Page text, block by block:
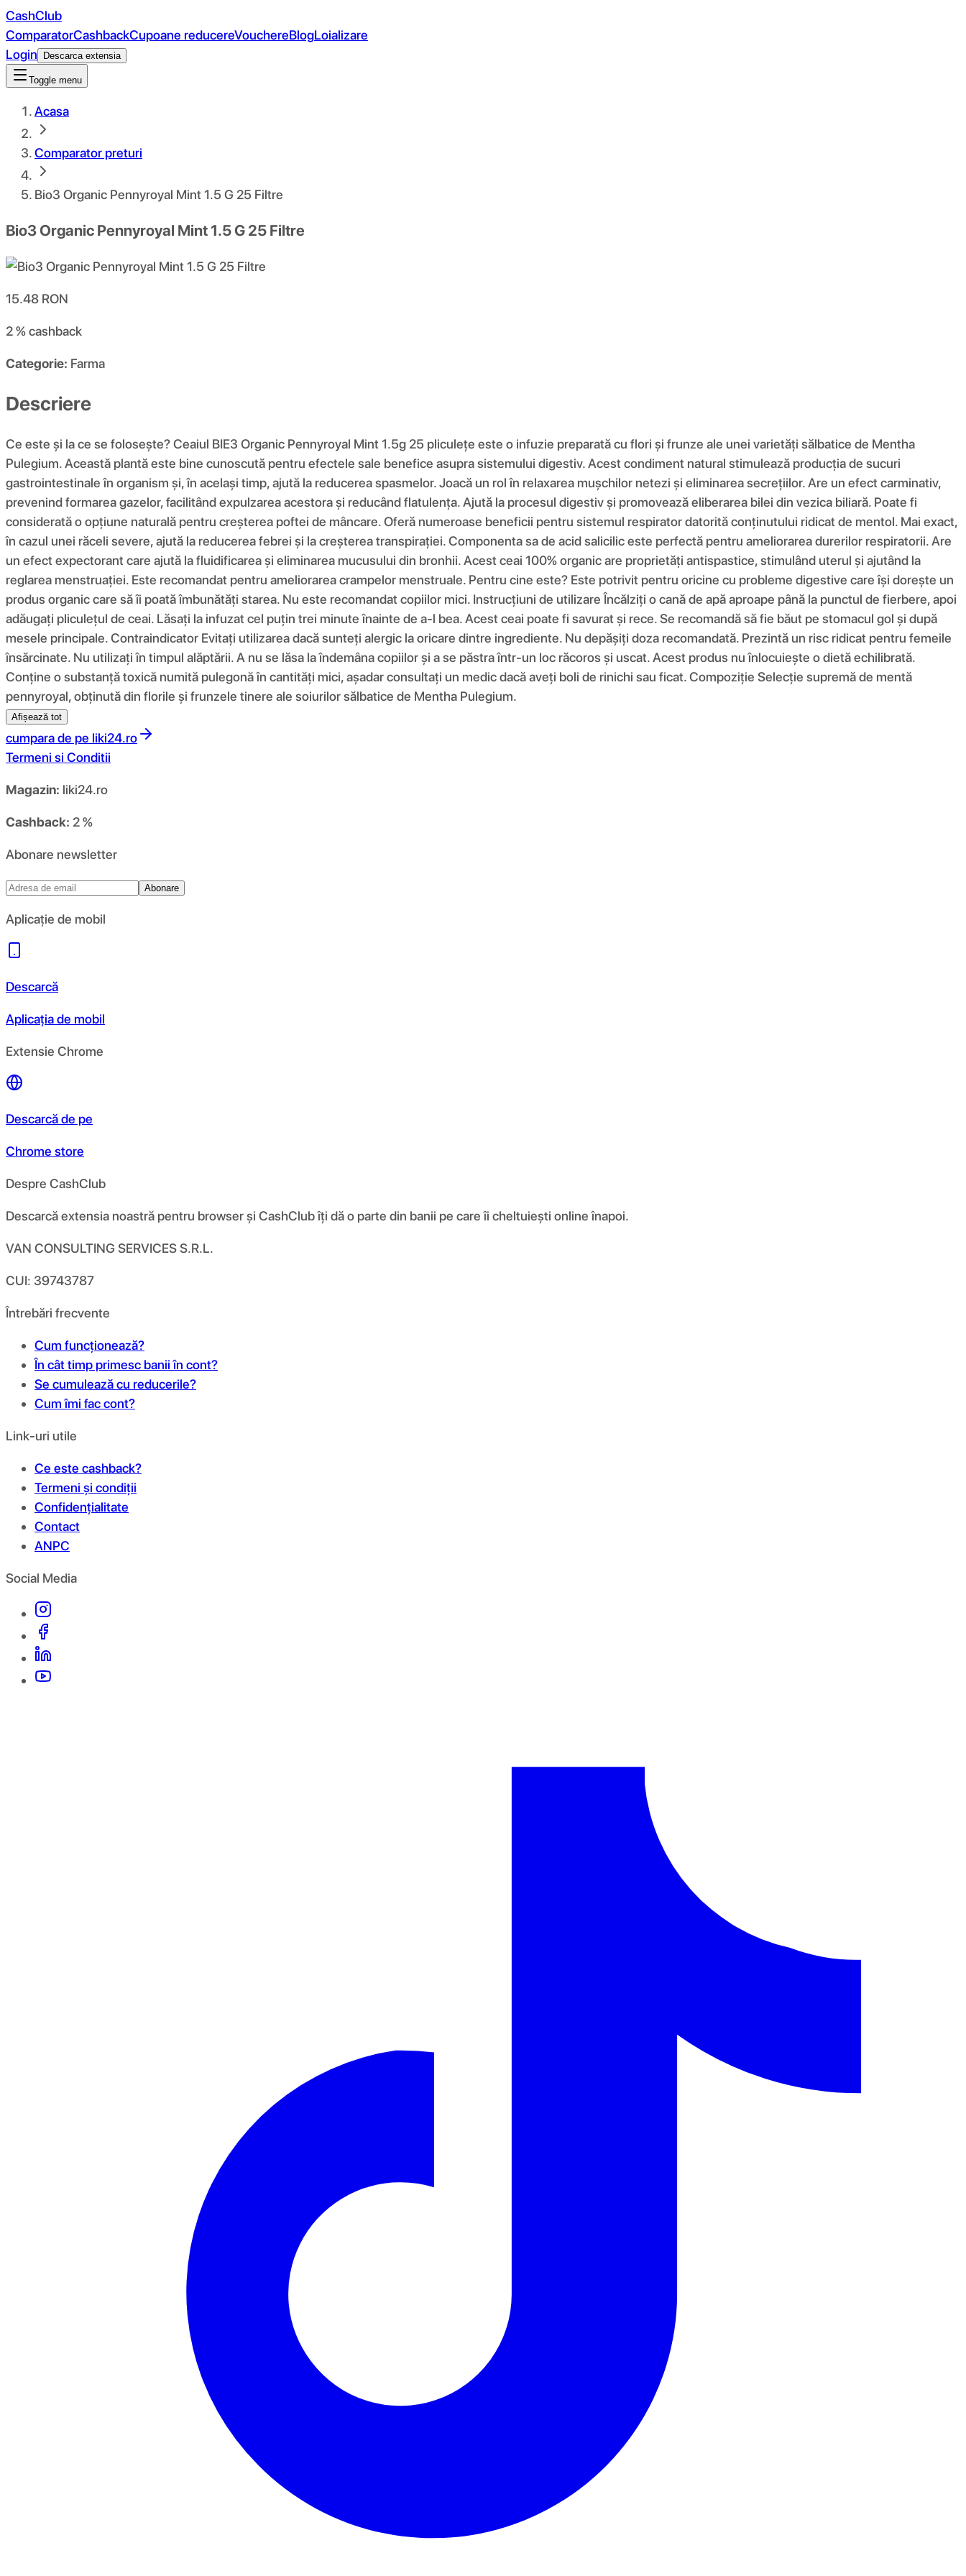
CashClub
ComparatorCashbackCupoane reducereVouchereBlogLoializare
Login
Descarca extensia
Toggle menu
Acasa
Comparator preturi
Bio3 Organic Pennyroyal Mint 1.5 G 25 Filtre
Bio3 Organic Pennyroyal Mint 1.5 G 25 Filtre
15.48 RON
2 %cashback
Categorie: Farma
Descriere
Ce este și la ce se folosește? Ceaiul BIE3 Organic Pennyroyal Mint 1.5g 25 pliculețe este o infuzie preparată cu flori și frunze ale unei varietăți sălbatice de Mentha
Pulegium. Această plantă este bine cunoscută pentru efectele sale benefice asupra sistemului digestiv. Acest condiment natural stimulează producția de sucuri
gastrointestinale în organism și, în același timp, ajută la reducerea spasmelor. Joacă un rol în relaxarea mușchilor netezi și eliminarea secrețiilor. Are un efect carminativ,
prevenind formarea gazelor, facilitând expulzarea acestora și reducând flatulența. Ajută la procesul digestiv și promovează eliberarea bilei din vezica biliară. Poate fi
considerată o opțiune naturală pentru creșterea poftei de mâncare. Oferă numeroase beneficii pentru sistemul respirator datorită conținutului ridicat de mentol. Mai exact,
în cazul unei răceli severe, ajută la reducerea febrei și la creșterea transpirației. Componenta sa de acid salicilic este perfectă pentru ameliorarea durerilor respiratorii. Are
un efect expectorant care ajută la fluidificarea și eliminarea mucusului din bronhii. Acest ceai 100% organic are proprietăți antispastice, stimulând uterul și ajutând la
reglarea menstruației. Este recomandat pentru ameliorarea crampelor menstruale. Pentru cine este? Este potrivit pentru oricine cu probleme digestive care își dorește un
produs organic care să îi poată îmbunătăți starea. Nu este recomandat copiilor mici. Instrucțiuni de utilizare Încălziți o cană de apă aproape până la punctul de fierbere, apoi
adăugați pliculețul de ceai. Lăsați la infuzat cel puțin trei minute înainte de a-l bea. Acest ceai poate fi savurat și rece. Se recomandă să fie băut pe stomacul gol și după
mesele principale. Contraindicator Evitați utilizarea dacă sunteți alergic la oricare dintre ingrediente. Nu depășiți doza recomandată. Prezintă un risc ridicat pentru femeile
însărcinate. Nu utilizați în timpul alăptării. A nu se lăsa la îndemâna copiilor și a se păstra într-un loc răcoros și uscat. Acest produs nu înlocuiește o dietă echilibrată.
Conține o substanță toxică numită pulegonă în cantități mici, așadar consultați un medic dacă aveți boli de rinichi sau ficat. Compoziţie Selecție supremă de mentă
pennyroyal, obținută din florile și frunzele tinere ale soiurilor sălbatice de Mentha Pulegium.
Afișează tot
cumpara de pe liki24.ro
Termeni si Conditii
Magazin: liki24.ro
Cashback: 2 %
Abonare newsletter
Abonare
Aplicație de mobil
Descarcă
Aplicația de mobil
Extensie Chrome
Descarcă de pe
Chrome store
Despre CashClub
Descarcă extensia noastră pentru browser și CashClub îți dă o parte din banii pe care îi cheltuiești online înapoi.
VAN CONSULTING SERVICES S.R.L.
CUI: 39743787
Întrebări frecvente
Cum funcționează?
În cât timp primesc banii în cont?
Se cumulează cu reducerile?
Cum îmi fac cont?
Link-uri utile
Ce este cashback?
Termeni și condiții
Confidențialitate
Contact
ANPC
Social Media